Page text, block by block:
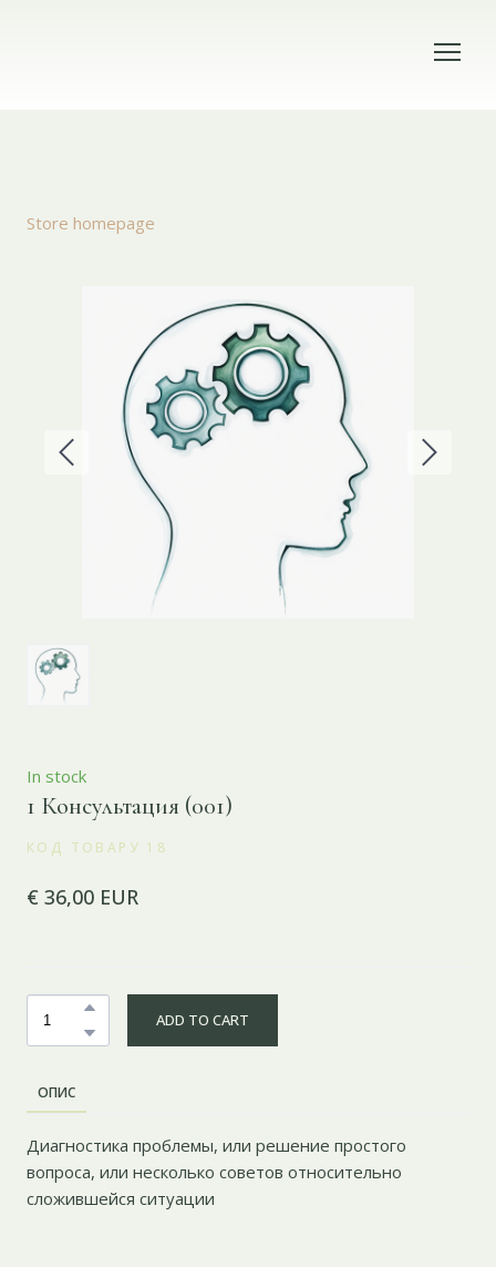
Store homepage
In stock
1 Консультация (001)
КОД ТОВАРУ 18
€ 36,00 EUR
ADD TO CART
ОПИС
Диагностика проблемы, или решение простого
вопроса, или несколько советов относительно
сложившейся ситуации